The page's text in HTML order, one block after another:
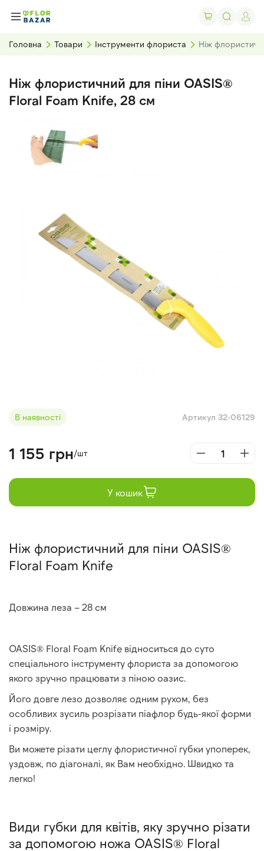
Головна Товари Інструменти флориста Ніж
Ніж флористичний для піни OASIS®
Floral Foam Knife, 28 см
В наявності Артикул 32-06129
1 155 грн/шт
У кошик
Ніж флористичний для піни OASIS®
Floral Foam Knife
Довжина леза – 28 см
OASIS® Floral Foam Knife відноситься до суто
спеціального інструменту флориста за допомогою
якого зручно працювати з піною оазис.
Його довге лезо дозволяє одним рухом, без
особливих зусиль розрізати піафлор будь-якої форми
і розміру.
Ви можете різати цеглу флористичної губки упоперек,
уздовж, по діагоналі, як Вам необхідно. Швидко та
легко!
Види губки для квітів, яку зручно різати
за допомогою ножа OASIS® Floral